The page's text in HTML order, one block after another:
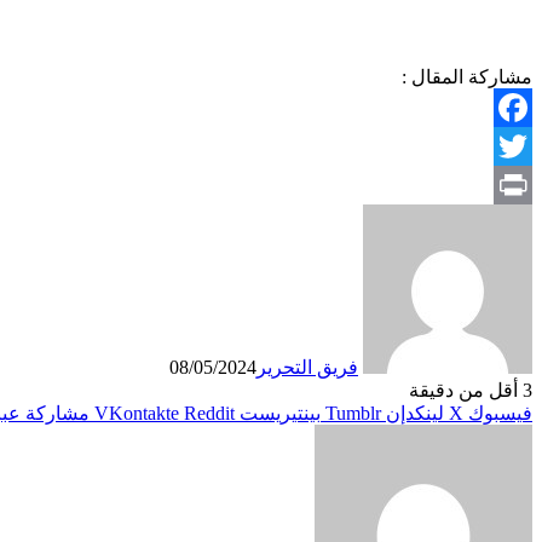
مشاركة المقال :
Facebook
Twitter
فريق التحرير 08/05/2024
3 أقل من دقيقة
فيسبوك X لينكدإن بينتيريست مشاركة